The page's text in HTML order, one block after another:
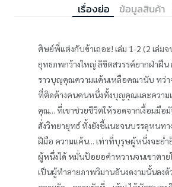
เรื่องย่อ ข้อมูลสินค้า
ศิษย์พี่แต่งกับข้าเถอะ! เล่ม 1-2 (2 เล่มจ
ยุทธภพกว้างใหญ่ ลิขิตสวรรค์ยากฝ่าฝืน
ราวบุญคุณความแค้นเหลือคณานับ ทว่
ที่ติดค้างคนคนหนึ่งทั้งบุญคุณและควา
คุณ... ที่เขาช่วยชีวิตให้รอดจากเงื้อมมือ
สั่งวิทยายุทธ์ ทั้งยังชี้แนะจนบรรลุหนทา
ฝีมือ ความแค้น... เท่าที่บุรุษผู้หนึ่งจะย่ำ
ผู้หนึ่งได้ หมั่นป้อยอคำหวานจนเขาตาย
เป็นผู้ทำลายภาพวิมานอันงดงามนั้นลงด้